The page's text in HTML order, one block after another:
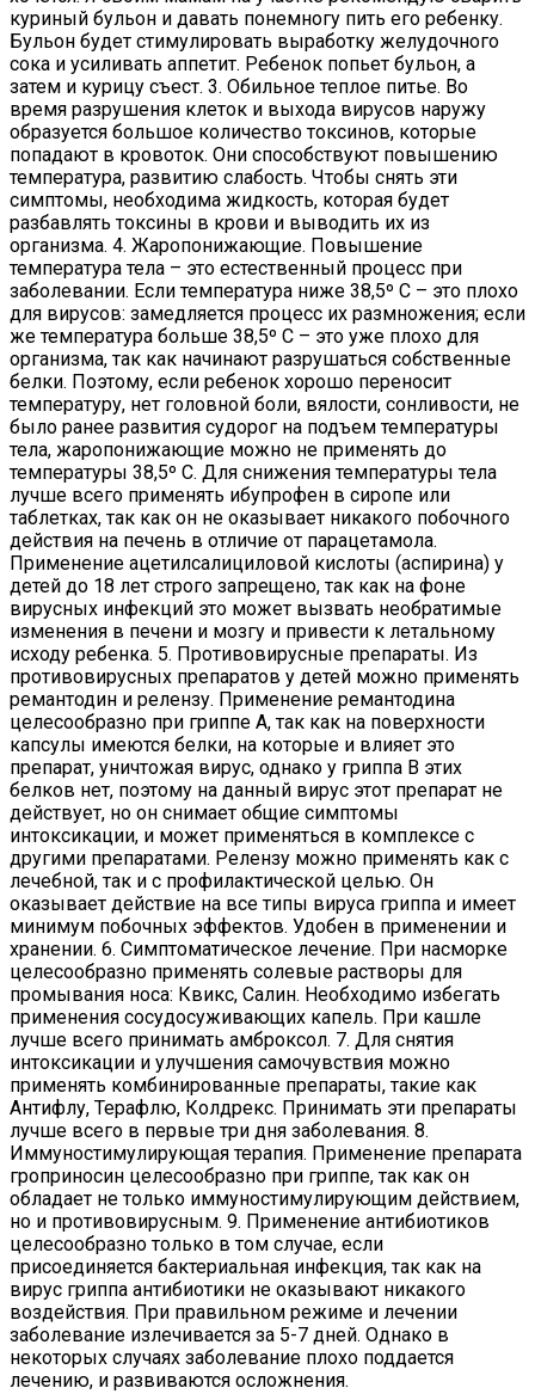
куриный бульон и давать понемногу пить его ребенку.
Бульон будет стимулировать выработку желудочного
сока и усиливать аппетит. Ребенок попьет бульон, а
затем и курицу съест. 3. Обильное теплое питье. Во
время разрушения клеток и выхода вирусов наружу
образуется большое количество токсинов, которые
попадают в кровоток. Они способствуют повышению
температура, развитию слабость. Чтобы снять эти
симптомы, необходима жидкость, которая будет
разбавлять токсины в крови и выводить их из
организма. 4. Жаропонижающие. Повышение
температура тела – это естественный процесс при
заболевании. Если температура ниже 38,5º С – это плохо
для вирусов: замедляется процесс их размножения; если
же температура больше 38,5º С – это уже плохо для
организма, так как начинают разрушаться собственные
белки. Поэтому, если ребенок хорошо переносит
температуру, нет головной боли, вялости, сонливости, не
было ранее развития судорог на подъем температуры
тела, жаропонижающие можно не применять до
температуры 38,5º С. Для снижения температуры тела
лучше всего применять ибупрофен в сиропе или
таблетках, так как он не оказывает никакого побочного
действия на печень в отличие от парацетамола.
Применение ацетилсалициловой кислоты (аспирина) у
детей до 18 лет строго запрещено, так как на фоне
вирусных инфекций это может вызвать необратимые
изменения в печени и мозгу и привести к летальному
исходу ребенка. 5. Противовирусные препараты. Из
противовирусных препаратов у детей можно применять
ремантодин и релензу. Применение ремантодина
целесообразно при гриппе А, так как на поверхности
капсулы имеются белки, на которые и влияет это
препарат, уничтожая вирус, однако у гриппа В этих
белков нет, поэтому на данный вирус этот препарат не
действует, но он снимает общие симптомы
интоксикации, и может применяться в комплексе с
другими препаратами. Релензу можно применять как с
лечебной, так и с профилактической целью. Он
оказывает действие на все типы вируса гриппа и имеет
минимум побочных эффектов. Удобен в применении и
хранении. 6. Симптоматическое лечение. При насморке
целесообразно применять солевые растворы для
промывания носа: Квикс, Салин. Необходимо избегать
применения сосудосуживающих капель. При кашле
лучше всего принимать амброксол. 7. Для снятия
интоксикации и улучшения самочувствия можно
применять комбинированные препараты, такие как
Антифлу, Терафлю, Колдрекс. Принимать эти препараты
лучше всего в первые три дня заболевания. 8.
Иммуностимулирующая терапия. Применение препарата
гроприносин целесообразно при гриппе, так как он
обладает не только иммуностимулирующим действием,
но и противовирусным. 9. Применение антибиотиков
целесообразно только в том случае, если
присоединяется бактериальная инфекция, так как на
вирус гриппа антибиотики не оказывают никакого
воздействия. При правильном режиме и лечении
заболевание излечивается за 5-7 дней. Однако в
некоторых случаях заболевание плохо поддается
лечению, и развиваются осложнения.